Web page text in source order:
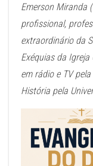
Emerson Miranda
profissional,
extraordinário da
Exéquias da
em rádio e TV
História pela